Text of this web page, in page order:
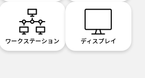
ワークステーション ディスプレイ